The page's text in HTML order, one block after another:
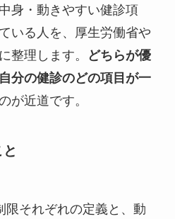
身・動きやすい健診項
いる人を、厚生労働省や
整理します。
どちらが優
分の健診のどの項目が一
が近道です。
限それぞれの定義と、動